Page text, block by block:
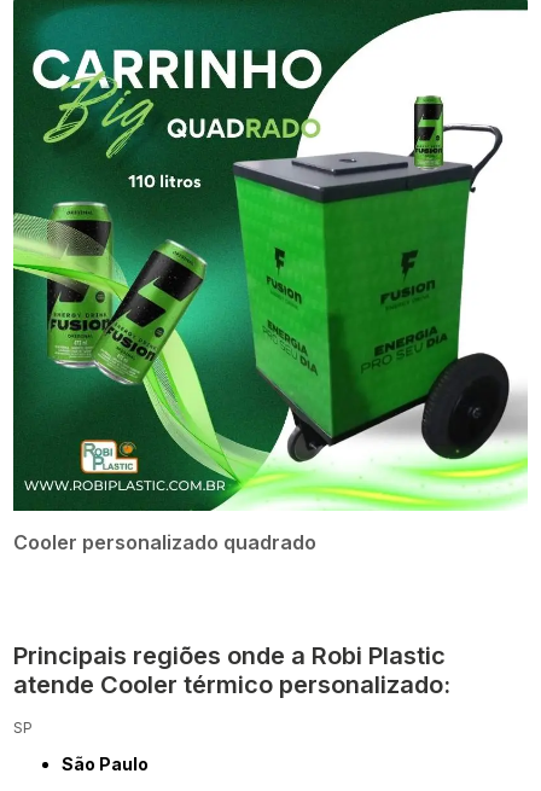
Cooler personalizado quadrado
Principais regiões onde a Robi Plastic
atende Cooler térmico personalizado:
SP
São Paulo